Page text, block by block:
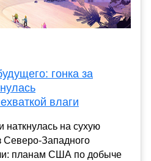
гонка за
влаги
наткнулась на сухую
Северо-Западного
планам США по добыче